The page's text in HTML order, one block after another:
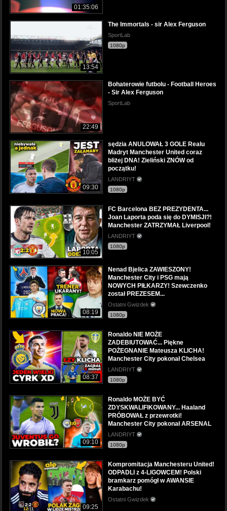
01:35:06
13:54
The Immortals - sir Alex Ferguson
SportLab
1080p
22:49
Bohaterowie futbolu - Football Heroes
- Sir Alex Ferguson
SportLab
09:30
sędzia ANULOWAŁ 3 GOLE Realu
Madryt Manchester United coraz
bliżej DNA! Zieliński ZNÓW od
początku!
LANDRIYT
1080p
10:05
FC Barcelona BEZ PREZYDENTA...
Joan Laporta poda się do DYMISJI?!
Manchester ZATRZYMAŁ Liverpool!
LANDRIYT
1080p
08:19
Nenad Bjelica ZAWIESZONY!
Manchester City i PSG mają
NOWYCH PIŁKARZY! Szewczenko
został PREZESEM...
Ostatni Gwizdek
1080p
08:37
Ronaldo NIE MOŻE
ZADEBIUTOWAĆ... Piękne
POŻEGNANIE Mateusza KLICHA!
Manchester City pokonał Chelsea
LANDRIYT
1080p
09:10
Ronaldo MOŻE BYĆ
ZDYSKWALIFIKOWANY... Haaland
PRÓBOWAŁ z przewrotki!
Manchester City pokonał ARSENAL
LANDRIYT
1080p
09:25
Kompromitacja Manchesteru United!
ODPADLI z 4-LIGOWCEM! Polski
bramkarz pomógł w AWANSIE
Karabachu!
Ostatni Gwizdek